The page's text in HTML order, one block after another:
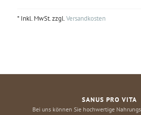
* Inkl. MwSt. zzgl.Versandkosten
SANUS PRO VITA
Bei uns können Sie hochwertige